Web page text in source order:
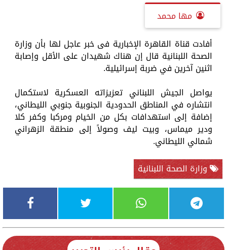
مها محمد
أفادت قناة القاهرة الإخبارية فى خبر عاجل لها بأن وزارة
الصحة اللبنانية قال إن هناك شهيدان على الأقل وإصابة
اثنين آخرين في ضربة إسرائيلية.
يواصل الجيش اللبناني تعزيزاته العسكرية لاستكمال
انتشاره في المناطق الحدودية الجنوبية جنوبي الليطاني،
إضافة إلى استهدافات بكل من الخيام ومركبا وكفر كلا
ودير ميماس، وبيت ليف وصولاً إلى منطقة الزهراني
شمالي الليطاني.
وزارة الصحة اللبنانية